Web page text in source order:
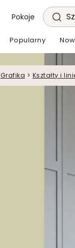
Pokoje
Popularny
Grafika > Kształty i